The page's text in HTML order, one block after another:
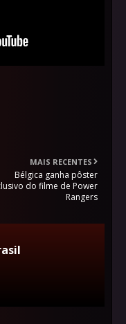
MAIS RECENTES
Bélgica ganha pôster
do filme de Power
Rangers